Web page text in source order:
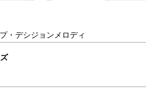
・デシジョンメロディ